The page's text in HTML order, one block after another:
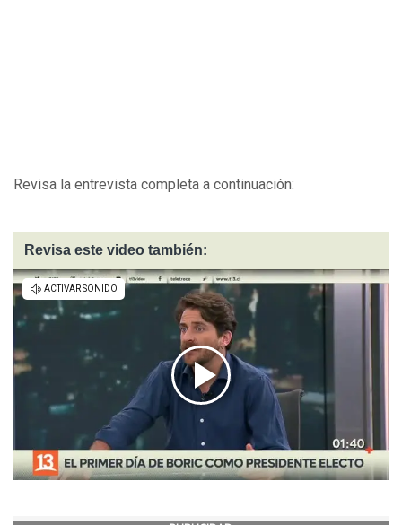
Revisa la entrevista completa a continuación:
Revisa este video también: